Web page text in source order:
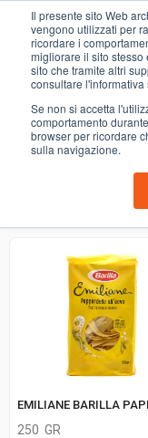
Il presente sito Web
vengono utilizzati per
ricordare i
migliorare il sito stesso
sito che tramite altri
consultare
Se non si accetta
comportamento
browser per ricordare
sulla navigazione.
gastronomia e del
nello
250 GR